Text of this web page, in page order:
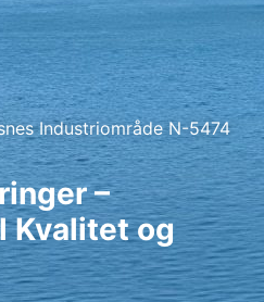
Industriområde N-5474
–
Kvalitet og